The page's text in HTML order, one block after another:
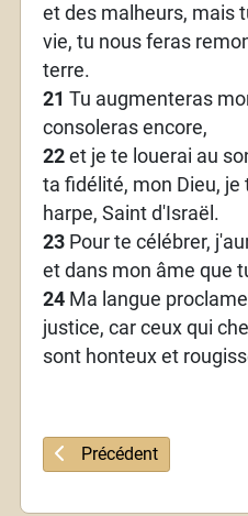
et des malheurs, mais
vie, tu nous feras
terre.
21 Tu augmenteras
consoleras encore,
22et je te louerai au
ta fidélité, mon Dieu, je
harpe, Saint d'Israël.
23Pour te célébrer,
et dans mon âme que
24Ma langue
justice, car ceux qui
sont honteux et
Article précédent :
Précédent